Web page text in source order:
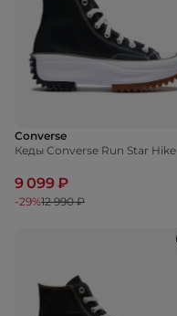
Converse
Кеды Converse Run Star Hike
9 099 ₽
-29%12 990 ₽